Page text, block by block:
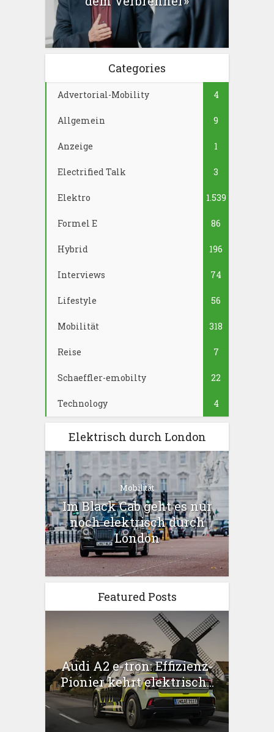
Categories
Advertorial-Mobility 4
Allgemein 9
Anzeige 1
Electrified Talk 3
Elektro 1.539
Formel E 86
Hybrid 196
Interviews 74
Lifestyle 56
Mobilität 318
Reise 7
Schaeffler-emobilty 22
Technology 4
Elektrisch durch London
Mobilität
Im Black Cab geht es nur
noch elektrisch durch
London
Featured Posts
Audi A2 e-tron: Effizienz-
Pionier kehrt elektrisch...